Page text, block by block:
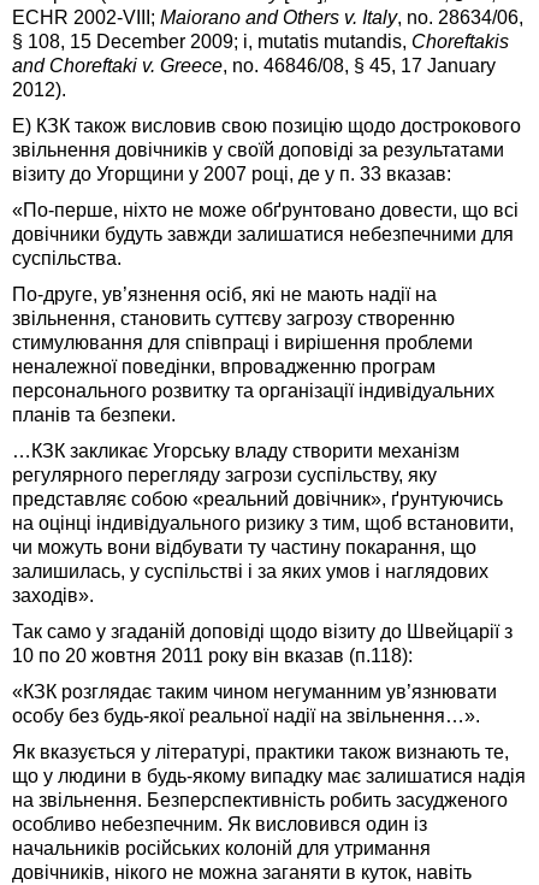
ECHR 2002‑VIII; Maiorano and Others v. Italy, no. 28634/06,
§ 108, 15 December 2009; і, mutatis mutandis, Choreftakis
and Choreftaki v. Greece, no. 46846/08, § 45, 17 January
2012).
Е) КЗК також висловив свою позицію щодо дострокового
звільнення довічників у своїй доповіді за результатами
візиту до Угорщини у 2007 році, де у п. 33 вказав:
«По-перше, ніхто не може обґрунтовано довести, що всі
довічники будуть завжди залишатися небезпечними для
суспільства.
По-друге, ув’язнення осіб, які не мають надії на
звільнення, становить суттєву загрозу створенню
стимулювання для співпраці і вирішення проблеми
неналежної поведінки, впровадженню програм
персонального розвитку та організації індивідуальних
планів та безпеки.
…КЗК закликає Угорську владу створити механізм
регулярного перегляду загрози суспільству, яку
представляє собою «реальний довічник», ґрунтуючись
на оцінці індивідуального ризику з тим, щоб встановити,
чи можуть вони відбувати ту частину покарання, що
залишилась, у суспільстві і за яких умов і наглядових
заходів».
Так само у згаданій доповіді щодо візиту до Швейцарії з
10 по 20 жовтня 2011 року він вказав (п.118):
«КЗК розглядає таким чином негуманним ув’язнювати
особу без будь-якої реальної надії на звільнення…».
Як вказується у літературі, практики також визнають те,
що у людини в будь-якому випадку має залишатися надія
на звільнення. Безперспективність робить засудженого
особливо небезпечним. Як висловився один із
начальників російських колоній для утримання
довічників, нікого не можна заганяти в куток, навіть